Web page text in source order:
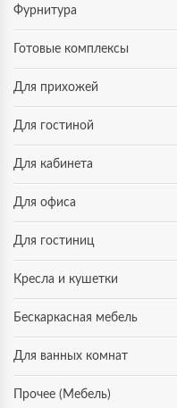
Фурнитура
Готовые комплексы
Для прихожей
Для гостиной
Для кабинета
Для офиса
Для гостиниц
Кресла и кушетки
Бескаркасная мебель
Для ванных комнат
Прочее (Мебель)